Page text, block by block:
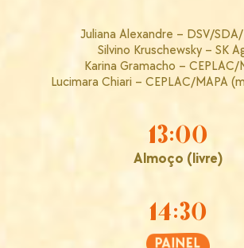
Juliana Alexandre – DSV/
Silvino Kruschewsky – SK
Karina Gramacho – CEPLAC/
Lucimara Chiari – CEPLAC/MAPA
13:00
Almoço (livre)
14:30